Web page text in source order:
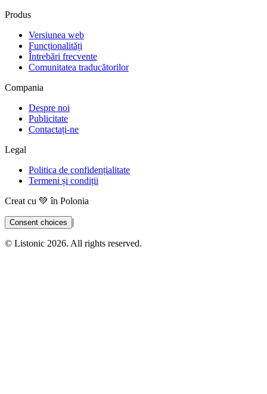
Produs
Versiunea web
Funcționalități
Întrebări frecvente
Comunitatea traducătorilor
Compania
Despre noi
Publicitate
Contactați-ne
Legal
Politica de confidențialitate
Termeni și condiții
Creat cu 💚 în Polonia
Consent choices |
© Listonic 2026. All rights reserved.